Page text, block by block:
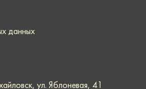
данных
ул. Яблоневая, 41